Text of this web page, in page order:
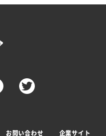
お問い合わせ 企業サイト